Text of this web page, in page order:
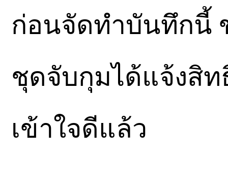
ก่อนจัดทำบันทึกนี้
ชุดจับกุมได้แจ้งสิ
เข้าใจดีแล้ว